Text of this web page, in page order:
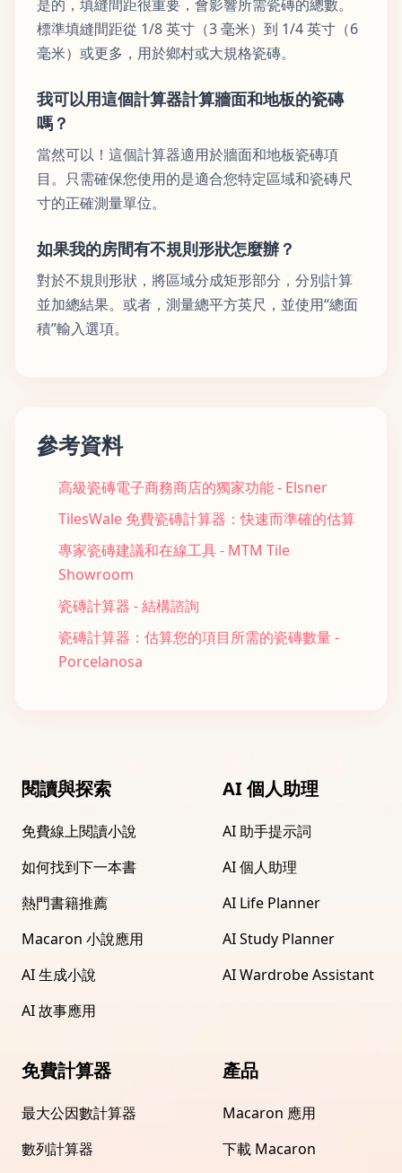
是的，填縫間距很重要，會影響所需瓷磚的總數。
標準填縫間距從 1/8 英寸（3 毫米）到 1/4 英寸（6
毫米）或更多，用於鄉村或大規格瓷磚。
我可以用這個計算器計算牆面和地板的瓷磚
嗎？
當然可以！這個計算器適用於牆面和地板瓷磚項
目。只需確保您使用的是適合您特定區域和瓷磚尺
寸的正確測量單位。
如果我的房間有不規則形狀怎麼辦？
對於不規則形狀，將區域分成矩形部分，分別計算
並加總結果。或者，測量總平方英尺，並使用“總面
積”輸入選項。
參考資料
高級瓷磚電子商務商店的獨家功能 - Elsner
TilesWale 免費瓷磚計算器：快速而準確的估算
專家瓷磚建議和在線工具 - MTM Tile
Showroom
瓷磚計算器 - 結構諮詢
瓷磚計算器：估算您的項目所需的瓷磚數量 -
Porcelanosa
閱讀與探索
免費線上閱讀小說
如何找到下一本書
熱門書籍推薦
Macaron 小說應用
AI 生成小說
AI 故事應用
AI 個人助理
AI 助手提示詞
AI 個人助理
AI Life Planner
AI Study Planner
AI Wardrobe Assistant
免費計算器
最大公因數計算器
數列計算器
產品
Macaron 應用
下載 Macaron